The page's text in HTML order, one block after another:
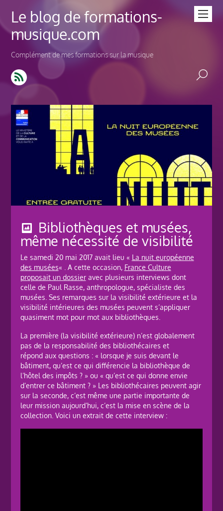
Le blog de formations-
musique.com
Complément de mes formations sur la musique
Bibliothèques et musées,
même nécessité de visibilité
Le samedi 20 mai 2017 avait lieu « La nuit européenne
des musées« . A cette occasion, France Culture
proposait un dossieravec plusieurs interviews dont
celle de Paul Rasse, anthropologue, spécialiste des
musées. Ses remarques sur la visibilité extérieure et la
visibilité intérieures des musées peuvent s’appliquer
quasiment mot pour mot aux bibliothèques.
La première (la visibilité extérieure) n’est globalement
pas de la responsabilité des bibliothécaires et
répond aux questions : « lorsque je suis devant le
bâtiment, qu’est ce qui différencie la bibliothèque de
l’hôtel des impôts ? » ou « qu’est ce qui donne envie
d’entrer ce bâtiment ? » Les bibliothécaires peuvent agir
sur la seconde, c’est même une partie importante de
leur mission aujourd’hui, c’est la mise en scène de la
collection. Voici un extrait de cette interview :